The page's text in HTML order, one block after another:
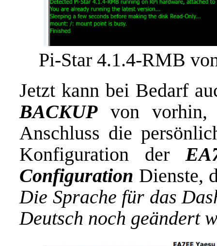
Pi-Star 4.1.4-RMB
Jetzt kann bei Bedarf
BACKUPvon vorhin,
Anschluss die
Konfiguration der
Configuration Dienste,
Die Sprache für das
Deutsch noch geändert